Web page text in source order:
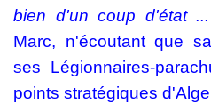
bien d'un coup d'état
Marc, n'écoutant que
ses Légionnaires-
points stratégiques